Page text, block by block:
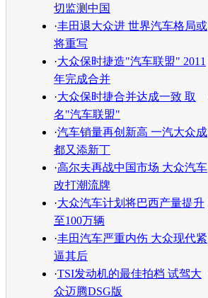
切监测中国
·丰田退大众进 世界汽车格局或
将重写
·大众保时捷造"汽车联盟" 2011
年完成合并
·大众保时捷合并达成一致 取
名"汽车联盟"
·汽车销量再创新高 一汽大众成
都又添新丁
·高尔夫再战中国市场 大众汽车
改打潮流牌
·大众汽车计划将巴西产量提升
至100万辆
·丰田汽车严重内伤 大众现代紧
逼其后
·TSI发动机的最佳拍档 试驾大
众迈腾DSG版